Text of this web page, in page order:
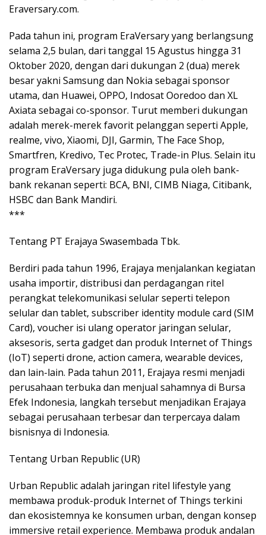
Eraversary.com.
Pada tahun ini, program EraVersary yang berlangsung
selama 2,5 bulan, dari tanggal 15 Agustus hingga 31
Oktober 2020, dengan dari dukungan 2 (dua) merek
besar yakni Samsung dan Nokia sebagai sponsor
utama, dan Huawei, OPPO, Indosat Ooredoo dan XL
Axiata sebagai co-sponsor. Turut memberi dukungan
adalah merek-merek favorit pelanggan seperti Apple,
realme, vivo, Xiaomi, DJI, Garmin, The Face Shop,
Smartfren, Kredivo, Tec Protec, Trade-in Plus. Selain itu
program EraVersary juga didukung pula oleh bank-
bank rekanan seperti: BCA, BNI, CIMB Niaga, Citibank,
HSBC dan Bank Mandiri.
***
Tentang PT Erajaya Swasembada Tbk.
Berdiri pada tahun 1996, Erajaya menjalankan kegiatan
usaha importir, distribusi dan perdagangan ritel
perangkat telekomunikasi selular seperti telepon
selular dan tablet, subscriber identity module card (SIM
Card), voucher isi ulang operator jaringan selular,
aksesoris, serta gadget dan produk Internet of Things
(IoT) seperti drone, action camera, wearable devices,
dan lain-lain. Pada tahun 2011, Erajaya resmi menjadi
perusahaan terbuka dan menjual sahamnya di Bursa
Efek Indonesia, langkah tersebut menjadikan Erajaya
sebagai perusahaan terbesar dan terpercaya dalam
bisnisnya di Indonesia.
Tentang Urban Republic (UR)
Urban Republic adalah jaringan ritel lifestyle yang
membawa produk-produk Internet of Things terkini
dan ekosistemnya ke konsumen urban, dengan konsep
immersive retail experience. Membawa produk andalan